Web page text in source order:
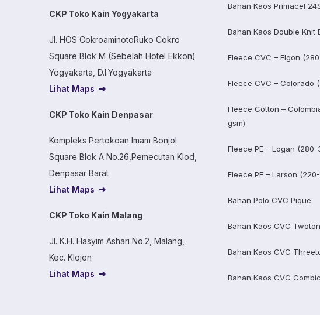
CKP Toko Kain Yogyakarta
Jl. HOS CokroaminotoRuko Cokro
Square Blok M (Sebelah Hotel Ekkon)
Yogyakarta, D.I.Yogyakarta
Lihat Maps
CKP Toko Kain Denpasar
Kompleks Pertokoan Imam Bonjol
Square Blok A No.26,Pemecutan Klod,
Denpasar Barat
Lihat Maps
CKP Toko Kain Malang
Jl. K.H. Hasyim Ashari No.2, Malang,
Kec. Klojen
Lihat Maps
Bahan Kaos Primacel
Bahan Kaos Double Knit
Fleece CVC – Elgon
Fleece CVC – Colorado
Fleece Cotton –
gsm)
Fleece PE – Logan (280-
Fleece PE – Larson
Bahan Polo CVC Pique
Bahan Kaos CVC
Bahan Kaos CVC
Bahan Kaos CVC